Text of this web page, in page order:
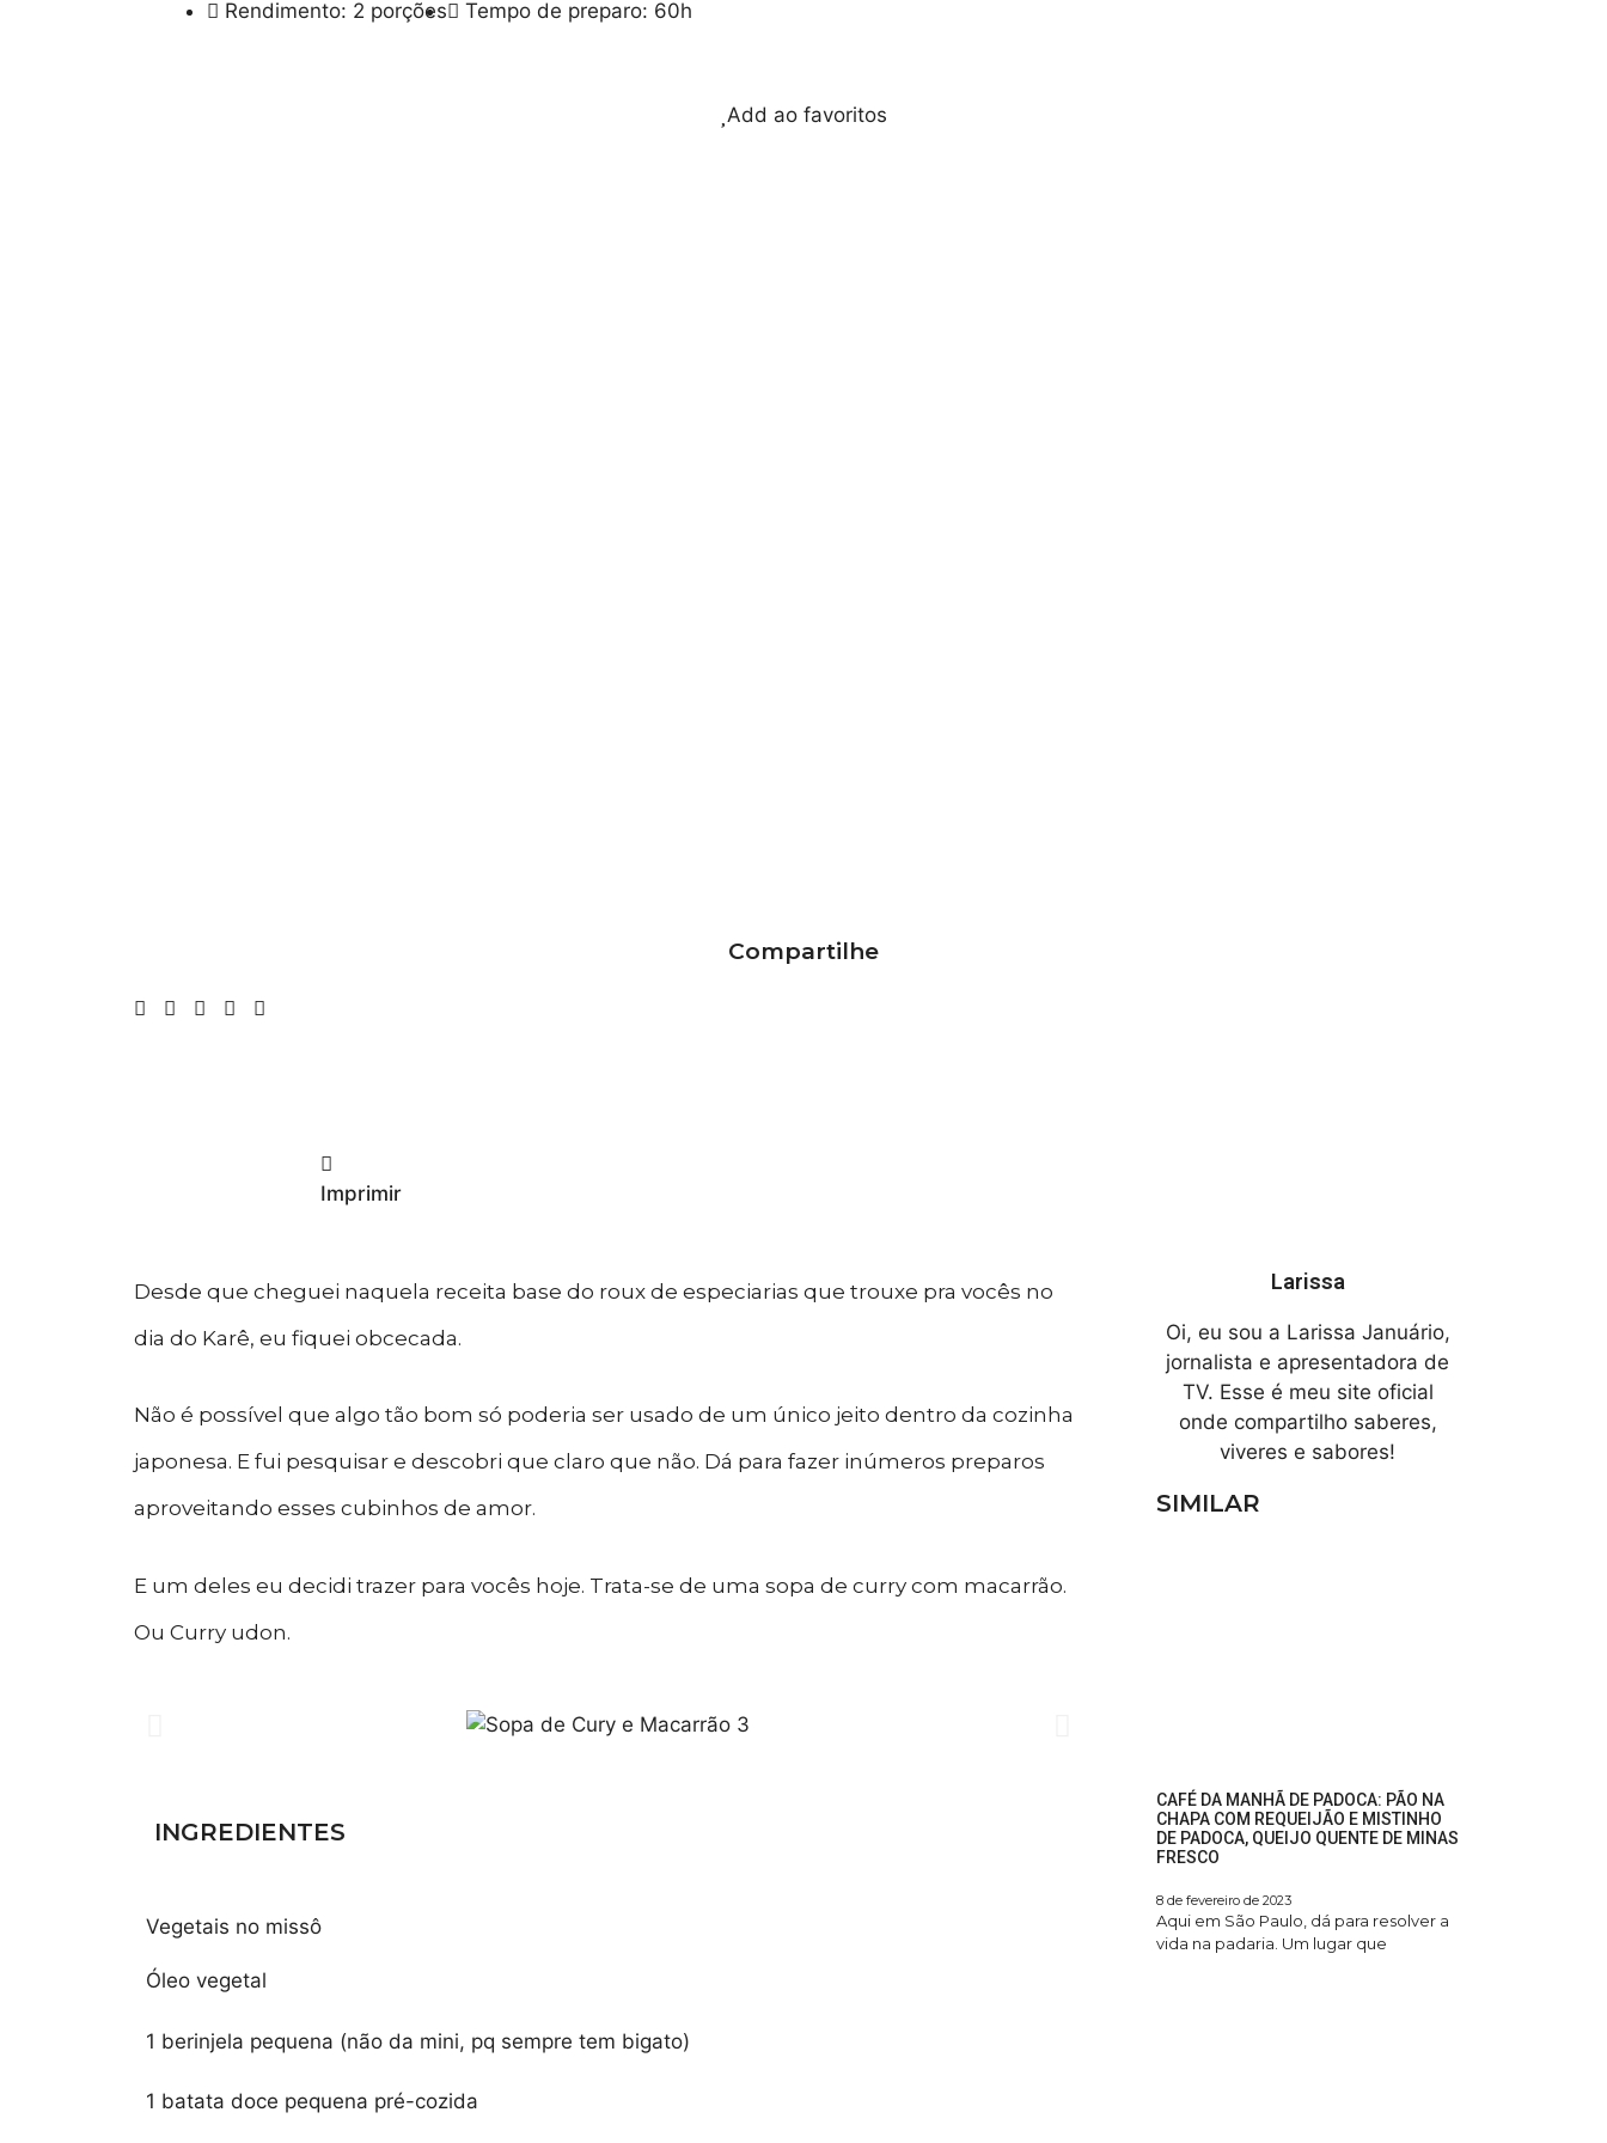
Rendimento: 2 porções Tempo de preparo: 60h
Add ao favoritos
Compartilhe
Imprimir
Desde que cheguei naquela receita base do roux de especiarias que trouxe pra vocês no
dia do Karê, eu fiquei obcecada.
Não é possível que algo tão bom só poderia ser usado de um único jeito dentro da cozinha
japonesa. E fui pesquisar e descobri que claro que não. Dá para fazer inúmeros preparos
aproveitando esses cubinhos de amor.
E um deles eu decidi trazer para vocês hoje. Trata-se de uma sopa de curry com macarrão.
Ou Curry udon.
INGREDIENTES
Vegetais no missô
Óleo vegetal
1 berinjela pequena (não da mini, pq sempre tem bigato)
1 batata doce pequena pré-cozida
Larissa
Oi, eu sou a Larissa Januário,
jornalista e apresentadora de
TV. Esse é meu site oficial
onde compartilho saberes,
viveres e sabores!
SIMILAR
CAFÉ DA MANHÃ DE PADOCA: PÃO NA
CHAPA COM REQUEIJÃO E MISTINHO
DE PADOCA, QUEIJO QUENTE DE MINAS
FRESCO
8 de fevereiro de 2023
Aqui em São Paulo, dá para resolver a
vida na padaria. Um lugar que